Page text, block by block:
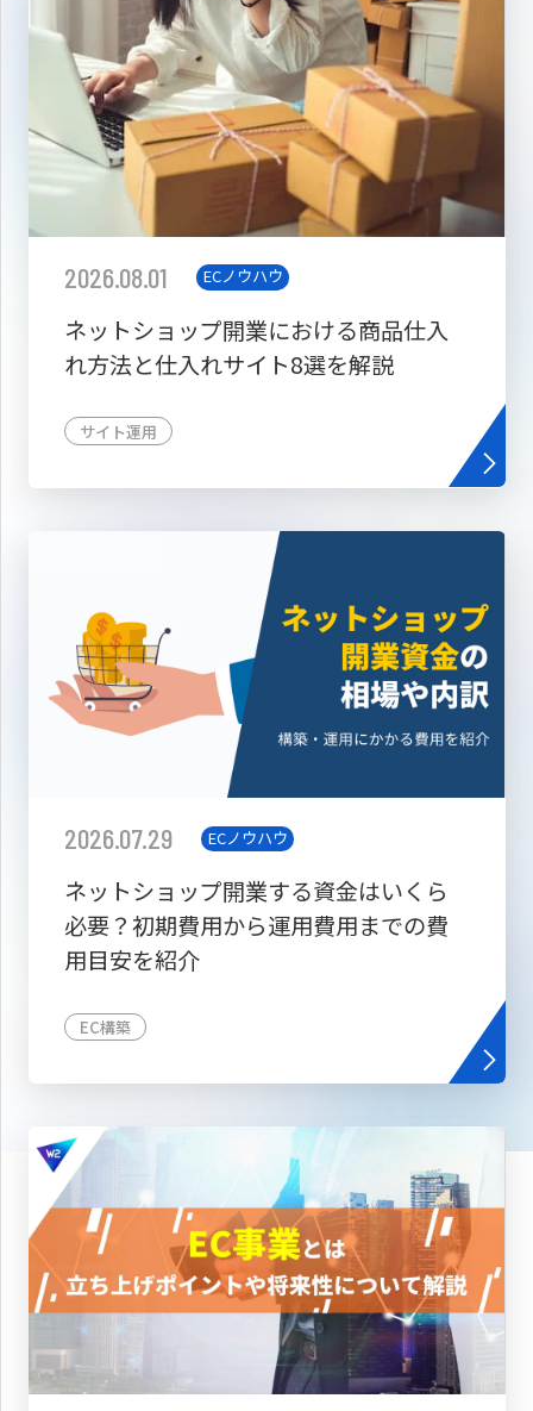
2026.08.01 ECノウハウ
ネットショップ開業における商品仕入
れ方法と仕入れサイト8選を解説
サイト運用
2026.07.29 ECノウハウ
ネットショップ開業する資金はいくら
必要？初期費用から運用費用までの費
用目安を紹介
EC構築